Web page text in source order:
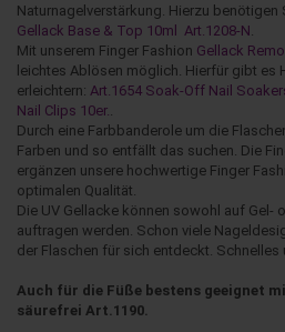
Naturnagelverstärkung. Hierzu benötigen
Gellack Base & Top 10ml Art.1208-N
Mit unserem Finger Fashion Gellack
leichtes Ablösen möglich. Hierfür gibt es
erleichtern: Art.1654 Soak-Off Nail
Nail Clips 10er.
Durch eine Farbbanderole um die
Farben und so entfällt das suchen. Die
ergänzen unsere hochwertige Finger
optimalen Qualität.
Die UV Gellacke können sowohl auf Gel-
auftragen werden. Schon viele
der Flaschen für sich entdeckt. Schnelles
Auch für die Füße bestens geeignet
säurefrei Art.1190.